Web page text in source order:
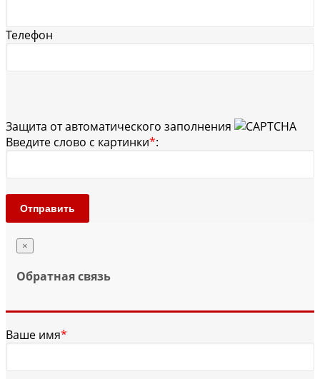
Телефон
Защита от автоматического заполнения
Введите слово с картинки*:
Отправить
×
Обратная связь
Ваше имя*